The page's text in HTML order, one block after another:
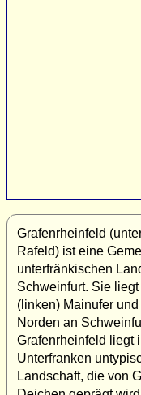
Grafenrheinfeld
Rafeld) ist eine
unterfränkischen
Schweinfurt. Sie
(linken) Mainufer
Norden an
Grafenrheinfeld liegt
Unterfranken
Landschaft, die von